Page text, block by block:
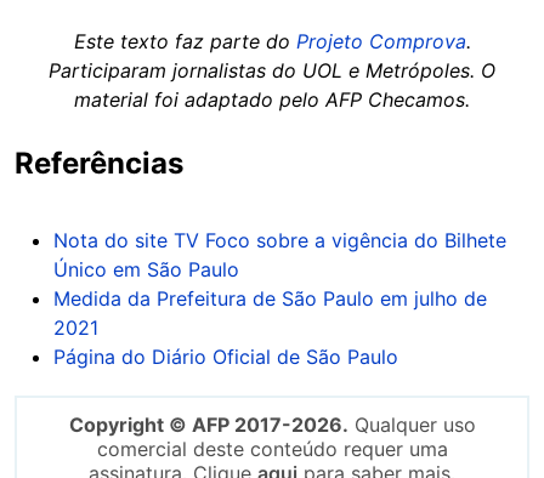
Este texto faz parte do Projeto Comprova.
Participaram jornalistas do UOL e Metrópoles. O
material foi adaptado pelo AFP Checamos.
Referências
Nota do site TV Foco sobre a vigência do Bilhete
Único em São Paulo
Medida da Prefeitura de São Paulo em julho de
2021
Página do Diário Oficial de São Paulo
Copyright © AFP 2017-2026. Qualquer uso
comercial deste conteúdo requer uma